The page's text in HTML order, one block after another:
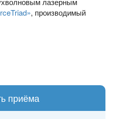
, производимый
приёма